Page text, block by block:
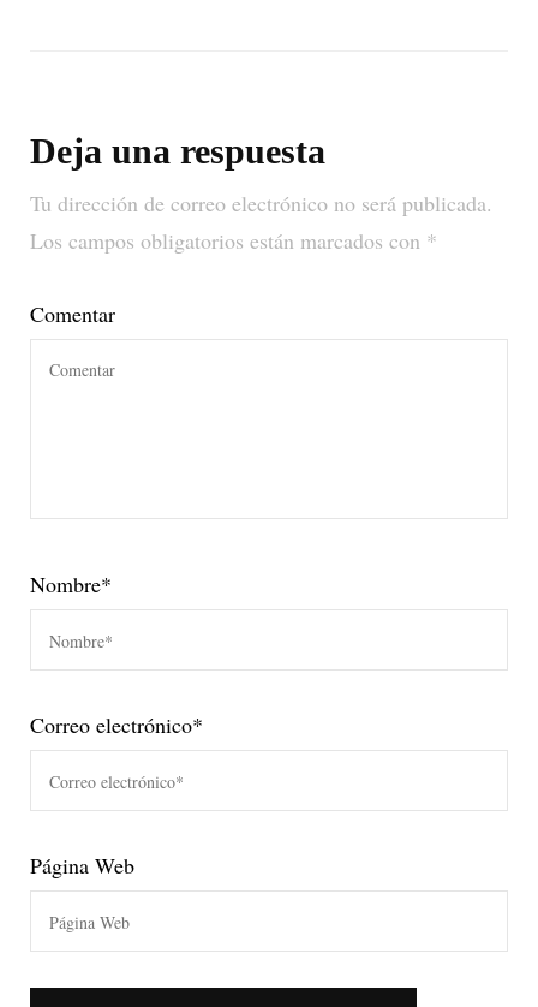
Deja una respuesta
Tu dirección de correo electrónico no será publicada.
Los campos obligatorios están marcados con *
Comentar
Nombre*
Correo electrónico*
Página Web